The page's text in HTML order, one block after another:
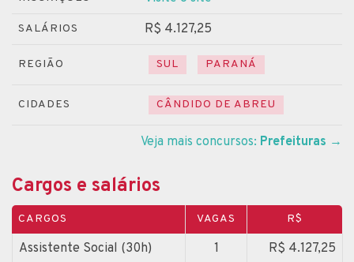
SALÁRIOS R$ 4.127,25
REGIÃO SUL PARANÁ
CIDADES CÂNDIDO DE ABREU
Veja mais concursos: Prefeituras →
Cargos e salários
CARGOS VAGAS R$
Assistente Social (30h) 1
R$ 4.127,25